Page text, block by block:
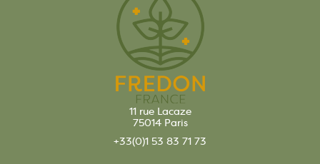
11 rue Lacaze
75014 Paris
+33(0)1 53 83 71 73